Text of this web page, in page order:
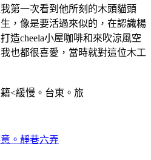
第一次看到他所刻的木頭貓頭
，像是要活過來似的，在認識楊
造cheela小屋咖啡和來吹涼風空
也都很喜愛，當時就對這位木工
<緩慢。台東。旅
。靜巷六弄